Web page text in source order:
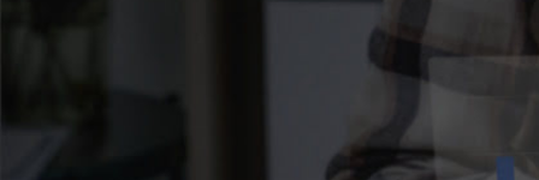
Carrera 17C #55-55 Piso 4, Bucaramanga, Colombia